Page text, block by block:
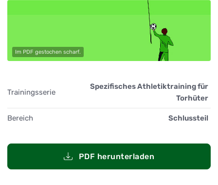
Im PDF gestochen scharf.
Trainingsserie
Spezifisches Athletiktraining für
Torhüter
Bereich Schlussteil
PDF herunterladen